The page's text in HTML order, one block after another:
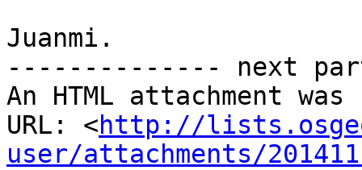
Juanmi.
-------------- next
An HTML attachment
URL: <http://
user/attachments/